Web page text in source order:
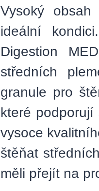
Vysoký
ideální
Digestion
středních
granule pro
které
vysoce
štěňat
měli přejít na